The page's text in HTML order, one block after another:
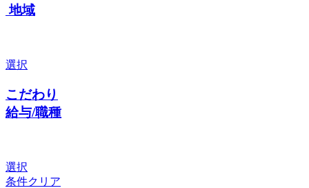
地域
選択
こだわり
給与/職種
選択
条件クリア